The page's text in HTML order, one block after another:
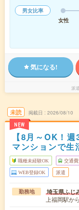
男女比率
女性
気になる!
派
未読
NEW
掲載日 2026/08/10
【8月～OK！
マンションで生
職種未経験OK 交通
WEB登録OK 派遣
勤務地 埼玉県ふじ
上福岡駅か